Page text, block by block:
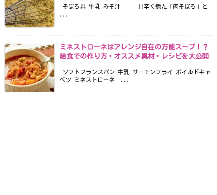
そぼろ丼 牛乳 みそ汁 甘辛く煮た「肉そぼろ」と
ミネストローネはアレンジ自在の万能スープ！？
給食での作り方・オススメ具材・レシピを大公開
ソフトフランスパン 牛乳 サーモンフライ ボイルドキャ
ベツ ミネストローネ ...